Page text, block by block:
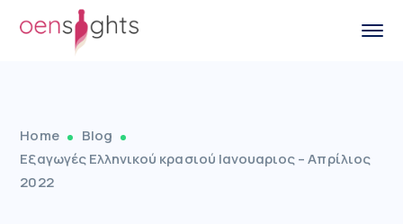
Home
Blog
Εξαγωγές Ελληνικού κρασιού Ιανουαριος – Απρίλιος
2022